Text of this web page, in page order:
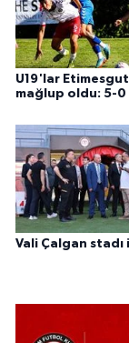
U19'lar
mağlup oldu: 5-0
Vali Çalgan stadı